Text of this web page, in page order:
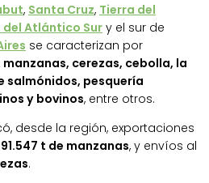
, Santa Cruz, Tierra del
del Atlántico Sur y el sur de
se caracterizan por
cerezas, cebolla, la
pesquería
y bovinos, entre otros.
desde la región, exportaciones
91.547 t de manzanas, y envíos al
.